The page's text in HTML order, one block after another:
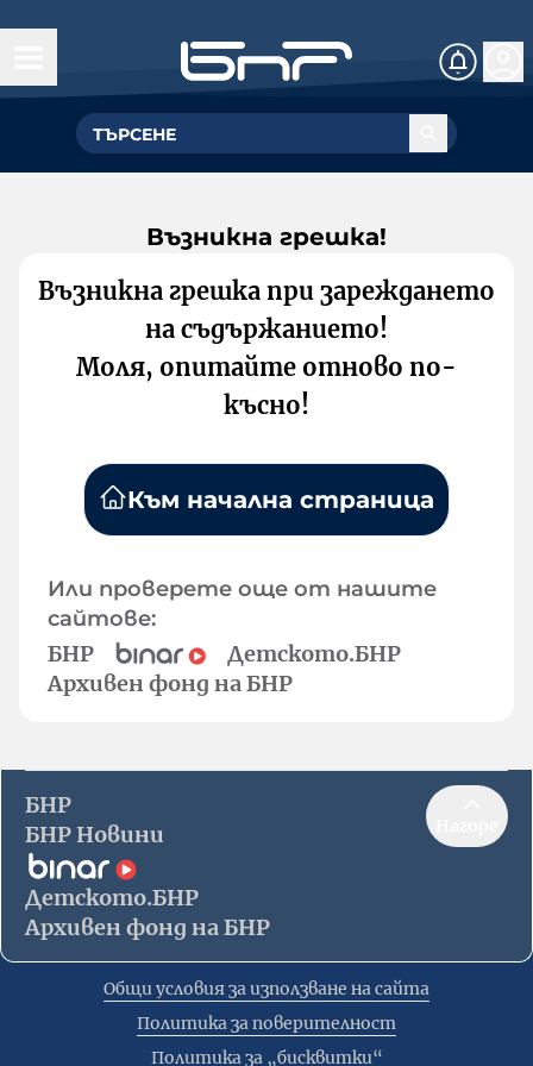
Възникна грешка!
Възникна грешка при зареждането
на съдържанието!
Моля, опитайте отново по-
късно!
Към начална страница
Или проверете още от нашите
сайтове:
БНР
Детското.БНР
Архивен фонд на БНР
БНР
БНР Новини
Детското.БНР
Архивен фонд на БНР
Общи условия за използване на сайта
Политика за поверителност
Политика за „бисквитки“